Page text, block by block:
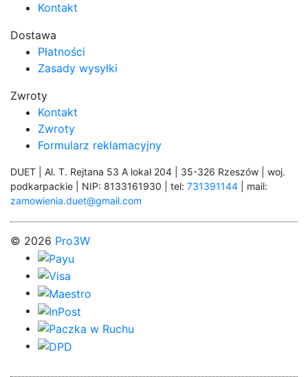
Kontakt
Dostawa
Płatności
Zasady wysyłki
Zwroty
Kontakt
Zwroty
Formularz reklamacyjny
DUET | Al. T. Rejtana 53 A lokal 204 | 35-326 Rzeszów | woj.
podkarpackie | NIP: 8133161930 | tel: 731391144 | mail:
zamowienia.duet@gmail.com
© 2026 Pro3W